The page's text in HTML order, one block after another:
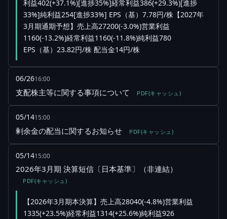
利益402(+37.1%)[進捗35%]経常利益386(+29.3%)[進捗
33%]純利益254[進捗33%] EPS（基）7.78円/株【2027年
3月期通期予想】売上高27200(-3.0%)営業利益
1160(-13.2%)経常利益1160(-11.8%)純利益780
EPS（基）23.82円/株 配当金14円/株
06/2616:00
支配株主等に関する事項について PDF(キャッシュ)
05/1415:00
剰余金の配当に関するお知らせ PDF(キャッシュ)
05/1415:00
2026年3月期 決算短信〔日本基準〕（非連結）
PDF(キャッシュ)
【2026年3月期本決算】売上高28040(-4.8%)営業利益
1335(+23.5%)経常利益1314(+25.6%)純利益926